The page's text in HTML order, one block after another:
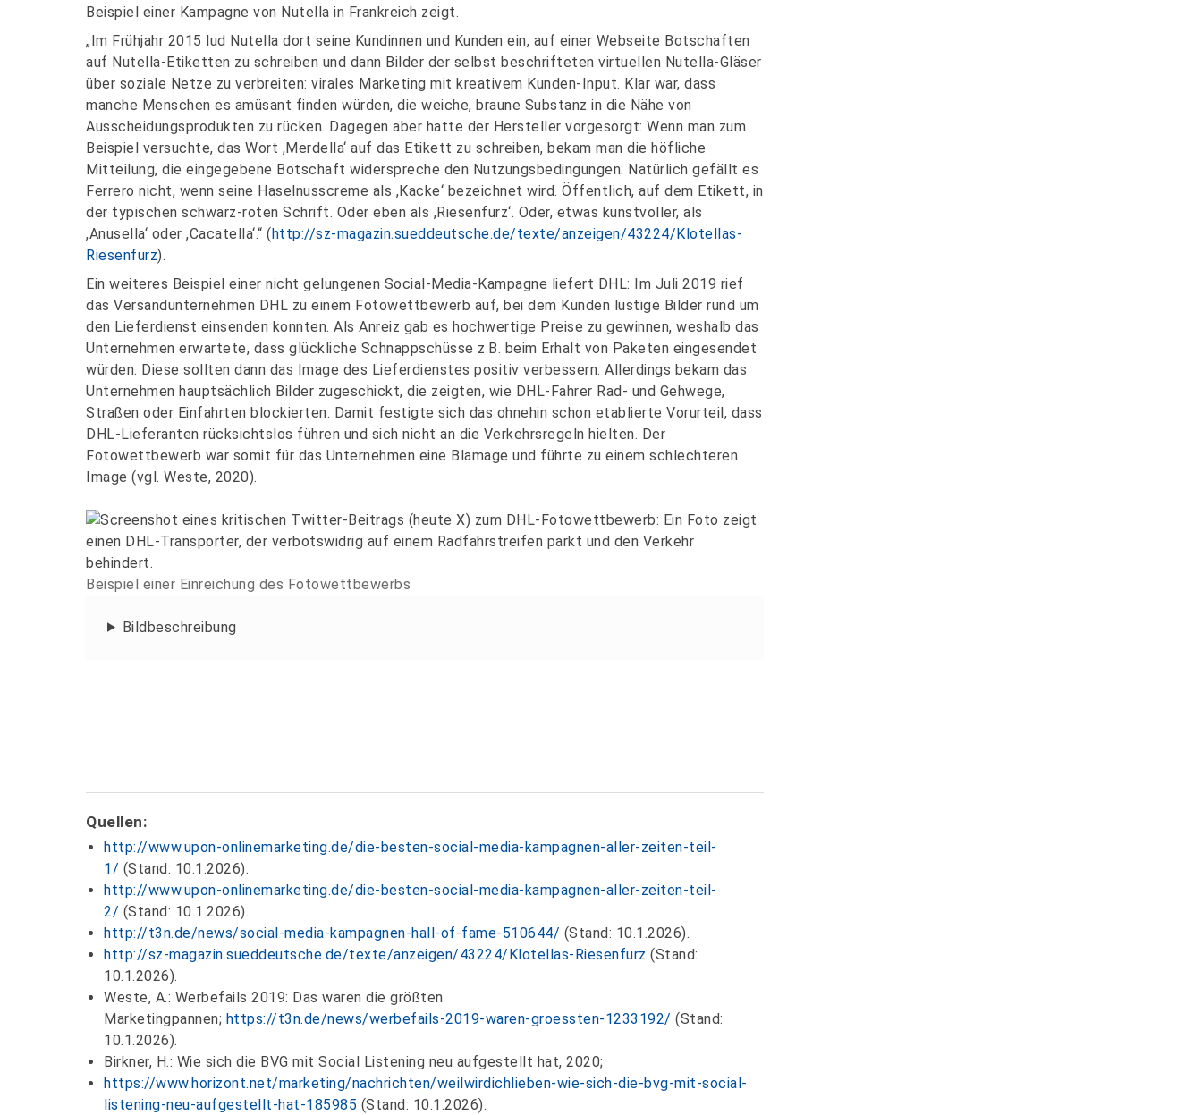
Beispiel einer Kampagne von Nutella in Frankreich zeigt.
„Im Frühjahr 2015 lud Nutella dort seine Kundinnen und Kunden ein, auf einer Webseite Botschaften
auf Nutella-Etiketten zu schreiben und dann Bilder der selbst beschrifteten virtuellen Nutella-Gläser
über soziale Netze zu verbreiten: virales Marketing mit kreativem Kunden-Input. Klar war, dass
manche Menschen es amüsant finden würden, die weiche, braune Substanz in die Nähe von
Ausscheidungsprodukten zu rücken. Dagegen aber hatte der Hersteller vorgesorgt: Wenn man zum
Beispiel versuchte, das Wort ,Merdella‘ auf das Etikett zu schreiben, bekam man die höfliche
Mitteilung, die eingegebene Botschaft widerspreche den Nutzungsbedingungen: Natürlich gefällt es
Ferrero nicht, wenn seine Haselnusscreme als ,Kacke‘ bezeichnet wird. Öffentlich, auf dem Etikett, in
der typischen schwarz-roten Schrift. Oder eben als ,Riesenfurz‘. Oder, etwas kunstvoller, als
,Anusella‘ oder ,Cacatella‘.“ (http://sz-magazin.sueddeutsche.de/texte/anzeigen/43224/Klotellas-
Riesenfurz).
Ein weiteres Beispiel einer nicht gelungenen Social-Media-Kampagne liefert DHL: Im Juli 2019 rief
das Versandunternehmen DHL zu einem Fotowettbewerb auf, bei dem Kunden lustige Bilder rund um
den Lieferdienst einsenden konnten. Als Anreiz gab es hochwertige Preise zu gewinnen, weshalb das
Unternehmen erwartete, dass glückliche Schnappschüsse z.B. beim Erhalt von Paketen eingesendet
würden. Diese sollten dann das Image des Lieferdienstes positiv verbessern. Allerdings bekam das
Unternehmen hauptsächlich Bilder zugeschickt, die zeigten, wie DHL-Fahrer Rad- und Gehwege,
Straßen oder Einfahrten blockierten. Damit festigte sich das ohnehin schon etablierte Vorurteil, dass
DHL-Lieferanten rücksichtslos führen und sich nicht an die Verkehrsregeln hielten. Der
Fotowettbewerb war somit für das Unternehmen eine Blamage und führte zu einem schlechteren
Image (vgl. Weste, 2020).
Beispiel einer Einreichung des Fotowettbewerbs
Bildbeschreibung
Quellen:
http://www.upon-onlinemarketing.de/die-besten-social-media-kampagnen-aller-zeiten-teil-
1/ (Stand: 10.1.2026).
http://www.upon-onlinemarketing.de/die-besten-social-media-kampagnen-aller-zeiten-teil-
2/ (Stand: 10.1.2026).
http://t3n.de/news/social-media-kampagnen-hall-of-fame-510644/ (Stand: 10.1.2026).
http://sz-magazin.sueddeutsche.de/texte/anzeigen/43224/Klotellas-Riesenfurz (Stand:
10.1.2026).
Weste, A.: Werbefails 2019: Das waren die größten
Marketingpannen; https://t3n.de/news/werbefails-2019-waren-groessten-1233192/ (Stand:
10.1.2026).
Birkner, H.: Wie sich die BVG mit Social Listening neu aufgestellt hat, 2020;
https://www.horizont.net/marketing/nachrichten/weilwirdichlieben-wie-sich-die-bvg-mit-social-
listening-neu-aufgestellt-hat-185985 (Stand: 10.1.2026).